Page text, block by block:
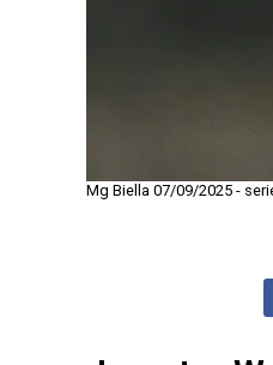
Mg Biella 07/09/2025 -